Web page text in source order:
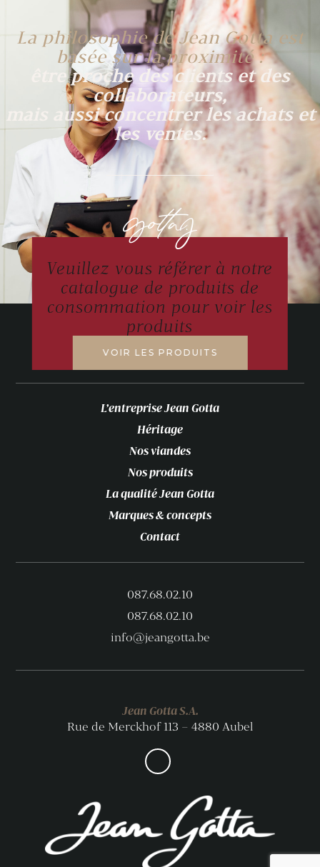
La philosophie de Jean Gotta est
basée sur la proximité :
être proche des clients et des
collaborateurs,
mais aussi concentrer les achats et
les ventes.
Veuillez vous référer à notre
catalogue de produits de
consommation pour voir les
produits
VOIR LES PRODUITS
L’entreprise Jean Gotta
Héritage
Nos viandes
Nos produits
La qualité Jean Gotta
Marques & concepts
Contact
087.68.02.10
087.68.02.10
info@jeangotta.be
Jean Gotta S.A.
Rue de Merckhof 113 – 4880 Aubel